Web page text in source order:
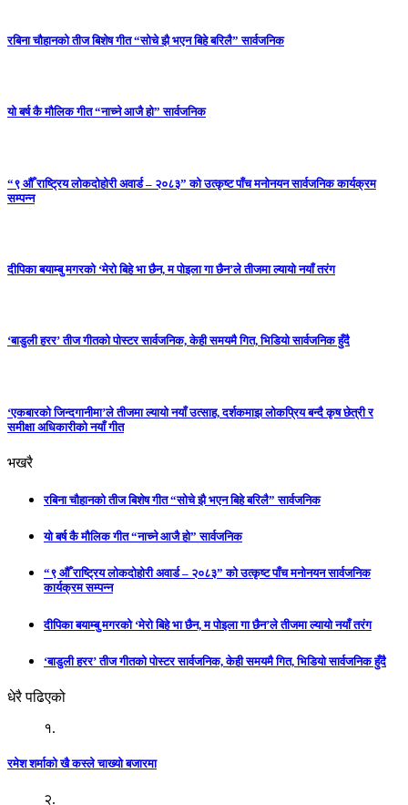
रबिना चौहानको तीज बिशेष गीत “सोचे झै भएन बिहे बरिलै” सार्वजनिक
यो बर्ष कै मौलिक गीत “नाच्ने आजै हो” सार्वजनिक
“९ औँ राष्ट्रिय लोकदोहोरी अवार्ड – २०८३” को उत्कृष्ट पाँच मनोनयन सार्वजनिक कार्यक्रम
सम्पन्न
दीपिका बयाम्बु मगरको ‘मेरो बिहे भा छैन, म पोइला गा छैन’ले तीजमा ल्यायो नयाँ तरंग
‘बाडुली हरर’ तीज गीतको पोस्टर सार्वजनिक, केही समयमै गित, भिडियो सार्वजनिक हुँदै
‘एकबारको जिन्दगानीमा’ले तीजमा ल्यायो नयाँ उत्साह, दर्शकमाझ लोकप्रिय बन्दै कृष छेत्री र
समीक्षा अधिकारीको नयाँ गीत
भखरै
रबिना चौहानको तीज बिशेष गीत “सोचे झै भएन बिहे बरिलै” सार्वजनिक
यो बर्ष कै मौलिक गीत “नाच्ने आजै हो” सार्वजनिक
“९ औँ राष्ट्रिय लोकदोहोरी अवार्ड – २०८३” को उत्कृष्ट पाँच मनोनयन सार्वजनिक
कार्यक्रम सम्पन्न
दीपिका बयाम्बु मगरको ‘मेरो बिहे भा छैन, म पोइला गा छैन’ले तीजमा ल्यायो नयाँ तरंग
‘बाडुली हरर’ तीज गीतको पोस्टर सार्वजनिक, केही समयमै गित, भिडियो सार्वजनिक हुँदै
धेरै पढिएको
१.
रमेश शर्माको खै कस्ले चाख्यो बजारमा
२.